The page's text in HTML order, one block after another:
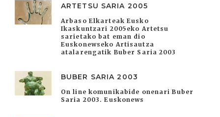
ARTETSU SARIA 2005
Arbaso Elkarteak Eusko
Ikaskuntzari 2005eko Artetsu
sarietako bat eman dio
Euskonewseko Artisautza
atalarengatik Buber Saria 2003
BUBER SARIA 2003
On line komunikabide onenari Buber
Saria 2003. Euskonews